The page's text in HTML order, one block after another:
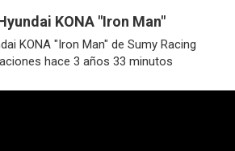
KONA "Iron Man"
KONA "Iron Man" de Sumy Racing
hace 3 años 33 minutos